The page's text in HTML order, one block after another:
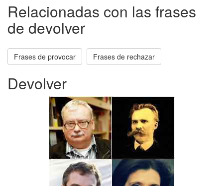
Relacionadas con las frases
de devolver
Frases de provocar Frases de rechazar
Devolver